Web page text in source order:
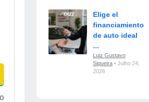
Elige el
financiamiento
de auto ideal
...
Luiz Gustavo
Siqueira• Julho 24,
2026